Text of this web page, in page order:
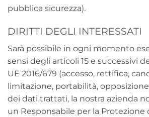
pubblica sicurezza).
DIRITTI DEGLI INTERESSATI
Sarà possibile in ogni momento
sensi degli articoli 15 e successivi
UE 2016/679 (accesso, rettifica,
limitazione, portabilità,
dei dati trattati, la nostra azienda
un Responsabile per la Protezione